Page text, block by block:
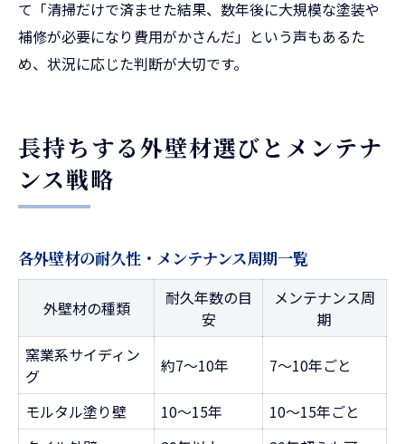
て「清掃だけで済ませた結果、数年後に大規模な塗装や
補修が必要になり費用がかさんだ」という声もあるた
め、状況に応じた判断が大切です。
長持ちする外壁材選びとメンテナ
ンス戦略
各外壁材の耐久性・メンテナンス周期一覧
外壁材の種類
耐久年数の目
安
メンテナンス周
期
窯業系サイディン
グ
約7～10年 7～10年ごと
モルタル塗り壁 10～15年
10～15年ごと